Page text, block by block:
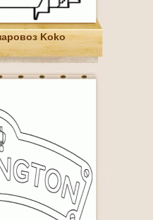
Koko